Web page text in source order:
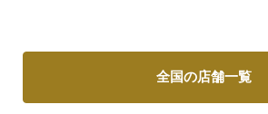
全国の店舗一覧